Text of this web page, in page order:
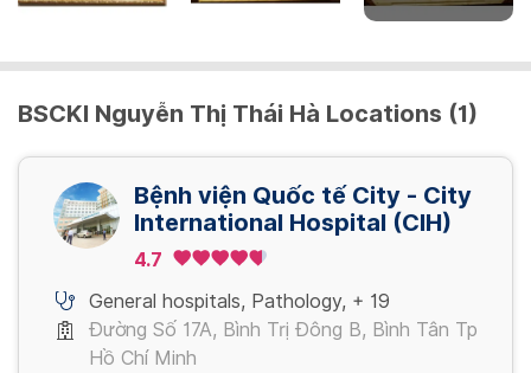
- Máu ẩn trong phân, test nhanh
BSCKI Nguyễn Thị Thái Hà Locations (1)
Bệnh viện Quốc tế City - City
International Hospital (CIH)
4.7
General hospitals, Pathology, + 19
Đường Số 17A, Bình Trị Đông B, Bình Tân Tp
Hồ Chí Minh